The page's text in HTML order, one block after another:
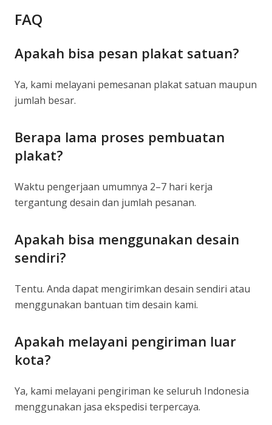
FAQ
Apakah bisa pesan plakat satuan?
Ya, kami melayani pemesanan plakat satuan maupun
jumlah besar.
Berapa lama proses pembuatan
plakat?
Waktu pengerjaan umumnya 2–7 hari kerja
tergantung desain dan jumlah pesanan.
Apakah bisa menggunakan desain
sendiri?
Tentu. Anda dapat mengirimkan desain sendiri atau
menggunakan bantuan tim desain kami.
Apakah melayani pengiriman luar
kota?
Ya, kami melayani pengiriman ke seluruh Indonesia
menggunakan jasa ekspedisi terpercaya.